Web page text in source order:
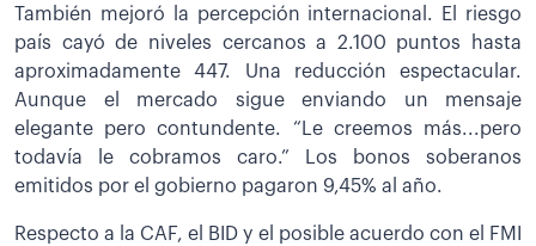
También mejoró la percepción internacional. El riesgo
país cayó de niveles cercanos a 2.100 puntos hasta
aproximadamente 447. Una reducción espectacular.
Aunque el mercado sigue enviando un mensaje
elegante pero contundente. “Le creemos más...pero
todavía le cobramos caro.” Los bonos soberanos
emitidos por el gobierno pagaron 9,45% al año.
Respecto a la CAF, el BID y el posible acuerdo con el FMI